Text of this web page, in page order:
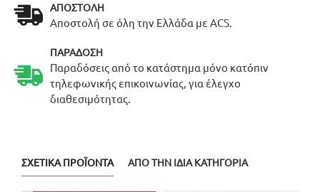
ΑΠΟΣΤΟΛΉ
Αποστολή σε όλη την Ελλάδα με ACS.
ΠΑΡΆΔΟΣΗ
Παραδόσεις από το κατάστημα μόνο κατόπιν
τηλεφωνικής επικοινωνίας, για έλεγχο
διαθεσιμότητας.
ΣΧΕΤΙΚΆ ΠΡΟΪΌΝΤΑ ΑΠΌ ΤΗΝ ΊΔΙΑ ΚΑΤΗΓΟΡΊΑ